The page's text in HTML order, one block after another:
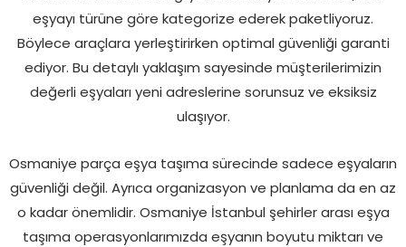
eşyayı türüne göre kategorize ederek paketliyoruz.
Böylece araçlara yerleştirirken optimal güvenliği garanti
ediyor. Bu detaylı yaklaşım sayesinde müşterilerimizin
değerli eşyaları yeni adreslerine sorunsuz ve eksiksiz
ulaşıyor.
Osmaniye parça eşya taşıma sürecinde sadece eşyaların
güvenliği değil. Ayrıca organizasyon ve planlama da en az
o kadar önemlidir. Osmaniye İstanbul şehirler arası eşya
taşıma operasyonlarımızda eşyanın boyutu miktarı ve